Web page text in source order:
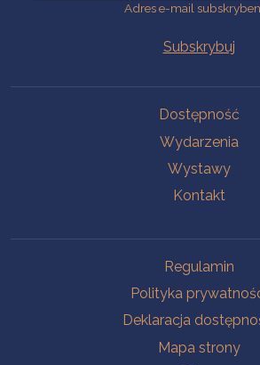
Adres e-mail
Dostępność
Wydarzenia
Wystawy
Kontakt
Regulamin
Polityka
Deklaracja
Mapa strony